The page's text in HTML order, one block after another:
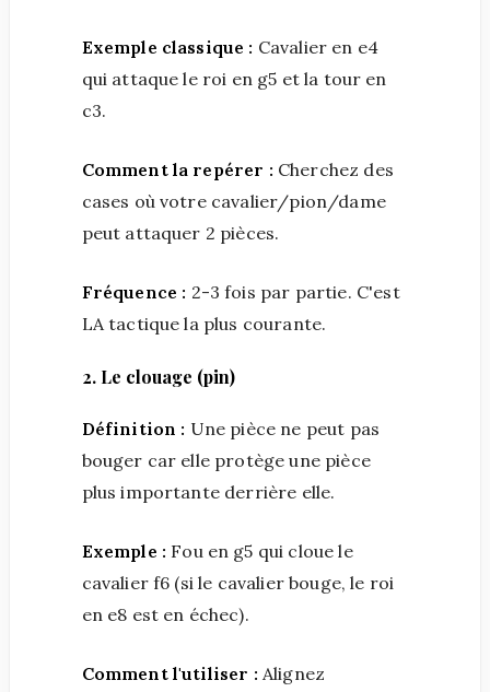
Exemple classique : Cavalier en e4
qui attaque le roi en g5 et la tour en
c3.
Comment la repérer : Cherchez des
cases où votre cavalier/pion/dame
peut attaquer 2 pièces.
Fréquence : 2-3 fois par partie. C'est
LA tactique la plus courante.
2. Le clouage (pin)
Définition : Une pièce ne peut pas
bouger car elle protège une pièce
plus importante derrière elle.
Exemple : Fou en g5 qui cloue le
cavalier f6 (si le cavalier bouge, le roi
en e8 est en échec).
Comment l'utiliser : Alignez